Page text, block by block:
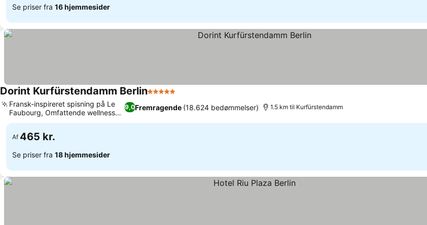
Se priser fra 16 hjemmesider
Dorint Kurfürstendamm Berlin5 Stjerner
9,0Fremragende (18.624 bedømmelser)
Fransk-inspireret spisning på Le
Faubourg, Omfattende wellness
og saltspa
1.5 km til Kurfürstendamm
Af 465 kr.
Se priser fra 18 hjemmesider